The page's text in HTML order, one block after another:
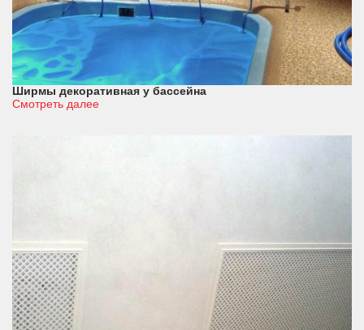
Ширмы декоративная у бассейна
Смотреть далее